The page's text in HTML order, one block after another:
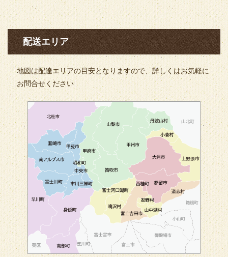
配送エリア
地図は配達エリアの目安となりますので、詳しくはお気軽に
お問合せください